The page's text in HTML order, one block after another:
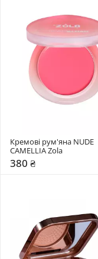
Кремові рум'яна NUDE
CAMELLIA Zola
380 ₴